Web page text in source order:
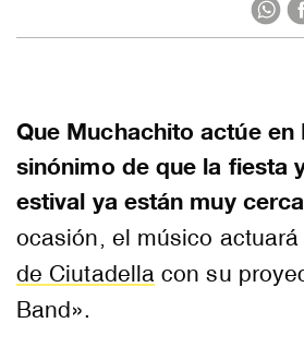
Que Muchachito actúe en
sinónimo de que la fiesta
estival ya están muy cerca
ocasión, el músico actuará
de Ciutadella con su
Band».